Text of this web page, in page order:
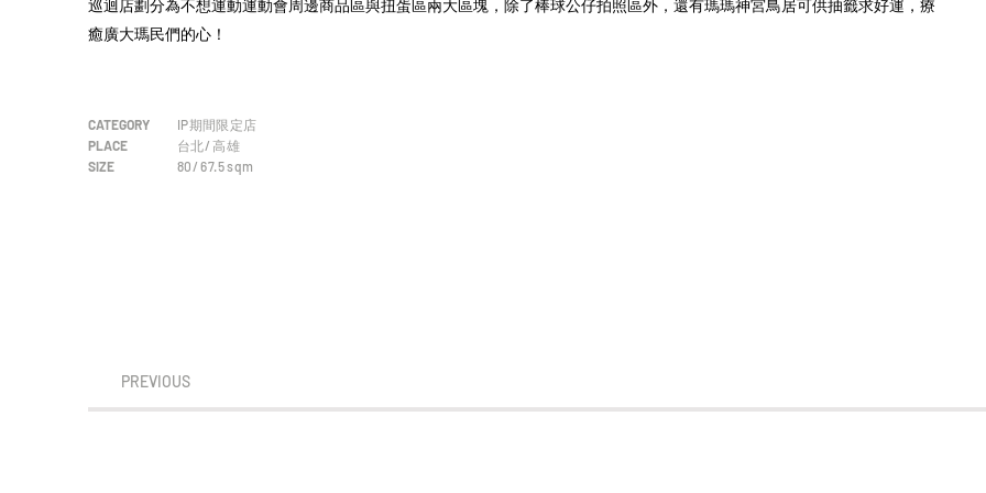
巡迴店劃分為不想運動運動會周邊商品區與扭蛋區兩大區塊，除了棒球公仔拍照區外，還有瑪瑪神宮鳥居可供抽籤求好運，療
癒廣大瑪民們的心！
CATEGORY
PLACE
SIZE
IP期間限定店
台北/ 高雄
80/ 67.5sqm
PREVIOUS